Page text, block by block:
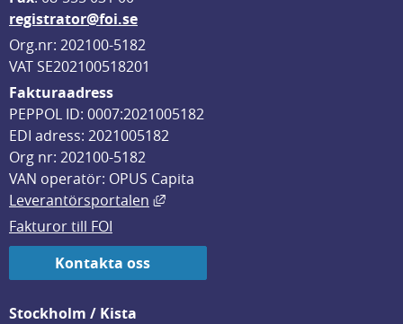
registrator@foi.se
Org.nr: 202100-5182
VAT SE202100518201
Fakturaadress
PEPPOL ID: 0007:2021005182
EDI adress: 2021005182
Org nr: 202100-5182
VAN operatör: OPUS Capita
Leverantörsportalen
Länk till annan webbplats, öppnas
Fakturor till FOI
Kontakta oss
Stockholm / Kista